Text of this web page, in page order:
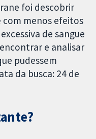
foi descobrir
com menos efeitos
de sangue
e analisar
pudessem
da busca: 24 de